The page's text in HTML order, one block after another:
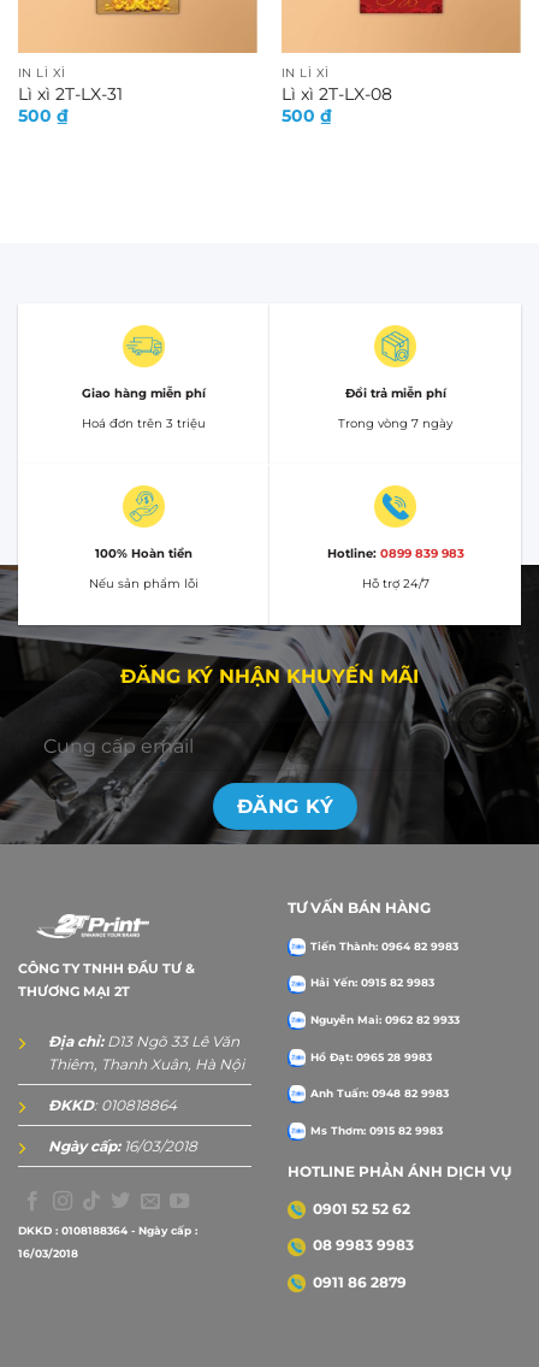
IN LÌ XÌ
Lì xì 2T-LX-31
500 ₫
IN LÌ XÌ
Lì xì 2T-LX-08
500 ₫
Giao hàng miễn phí
Hoá đơn trên 3 triệu
Đổi trả miễn phí
Trong vòng 7 ngày
100% Hoàn tiền
Nếu sản phẩm lỗi
Hotline: 0899 839 983
Hỗ trợ 24/7
ĐĂNG KÝ NHẬN KHUYẾN MÃI
CÔNG TY TNHH ĐẦU TƯ &
THƯƠNG MẠI 2T
Địa chỉ:D13 Ngõ 33 Lê Văn
Thiêm, Thanh Xuân, Hà Nội
ĐKKD: 010818864
Ngày cấp:16/03/2018
DKKD : 0108188364 - Ngày cấp :
16/03/2018
TƯ VẤN BÁN HÀNG
Tiến Thành: 0964 82 9983
Hải Yến: 0915 82 9983
Nguyễn Mai: 0962 82 9933
Hồ Đạt: 0965 28 9983
Anh Tuấn: 0948 82 9983
Ms Thơm: 0915 82 9983
HOTLINE PHẢN ÁNH DỊCH VỤ
0901 52 52 62
08 9983 9983
0911 86 2879